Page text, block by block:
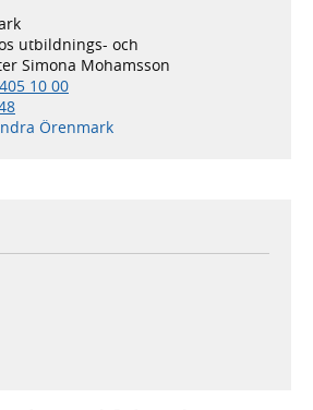
utbildnings- och
Simona Mohamsson
10 00
Örenmark
i ny flik, extern webbplats,
flik, extern webbplats,
i ny flik, extern webbplats,
din e-postklient,